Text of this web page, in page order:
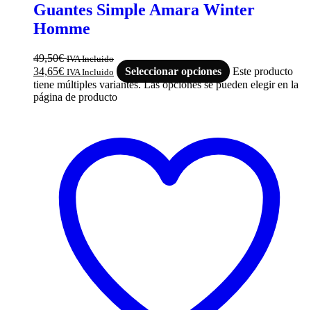
Guantes Simple Amara Winter
Homme
49,50€ IVA Incluido
34,65€ IVA Incluido Seleccionar opciones
Este producto
tiene múltiples variantes. Las opciones se pueden elegir en la
página de producto